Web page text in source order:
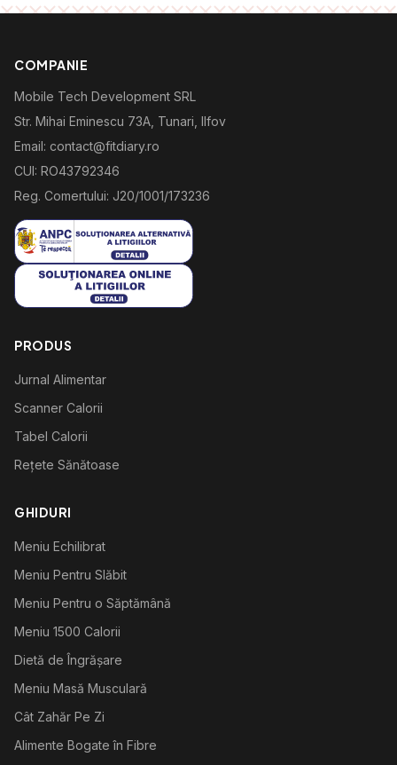
COMPANIE
Mobile Tech Development SRL
Str. Mihai Eminescu 73A, Tunari, Ilfov
Email: contact@fitdiary.ro
CUI: RO43792346
Reg. Comertului: J20/1001/173236
PRODUS
Jurnal Alimentar
Scanner Calorii
Tabel Calorii
Rețete Sănătoase
GHIDURI
Meniu Echilibrat
Meniu Pentru Slăbit
Meniu Pentru o Săptămână
Meniu 1500 Calorii
Dietă de Îngrășare
Meniu Masă Musculară
Cât Zahăr Pe Zi
Alimente Bogate în Fibre